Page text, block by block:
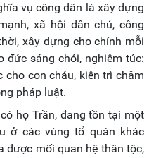
vụ công dân là xây dựng
xã hội dân chủ, công
xây dựng cho chính mỗi
đức sáng chói, nghiêm túc:
con cháu, kiên trì chăm
pháp luật.
họ Trần, đang tồn tại một
ở các vùng tổ quán khác
được mối quan hệ thân tộc,